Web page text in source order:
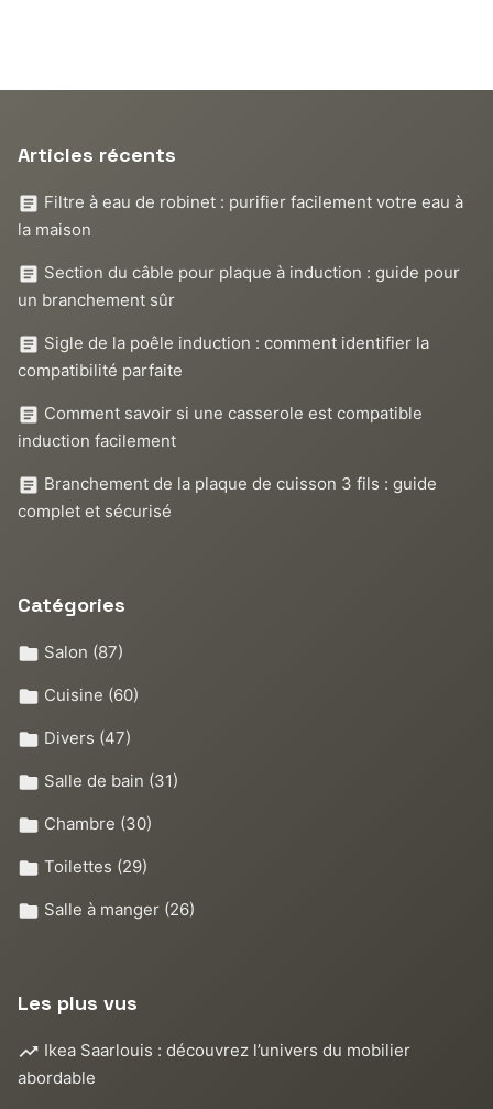
Articles récents
Filtre à eau de robinet : purifier facilement votre eau à
la maison
Section du câble pour plaque à induction : guide pour
un branchement sûr
Sigle de la poêle induction : comment identifier la
compatibilité parfaite
Comment savoir si une casserole est compatible
induction facilement
Branchement de la plaque de cuisson 3 fils : guide
complet et sécurisé
Catégories
Salon (87)
Cuisine (60)
Divers (47)
Salle de bain (31)
Chambre (30)
Toilettes (29)
Salle à manger (26)
Les plus vus
Ikea Saarlouis : découvrez l’univers du mobilier
abordable